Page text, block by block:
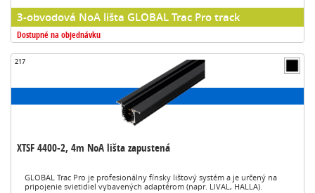
3-obvodová NoA lišta GLOBAL Trac Pro track
Dostupné na objednávku
217
XTSF 4400-2, 4m NoA lišta zapustená
GLOBAL Trac Pro je profesionálny fínsky lištový systém a je určený na
pripojenie svietidiel vybavených adaptérom (napr. LIVAL, HALLA).